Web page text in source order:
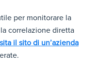
per monitorare la
correlazione diretta
il sito di un’azienda